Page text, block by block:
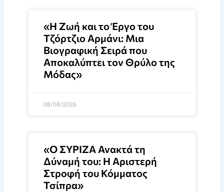
«Η Ζωή και το Έργο του
Τζόρτζιο Αρμάνι: Μια
Βιογραφική Σειρά που
Αποκαλύπτει τον Θρύλο της
Μόδας»
08/08/2026
«Ο ΣΥΡΙΖΑ Ανακτά τη
Δύναμή του: Η Αριστερή
Στροφή του Κόμματος
Τσίπρα»